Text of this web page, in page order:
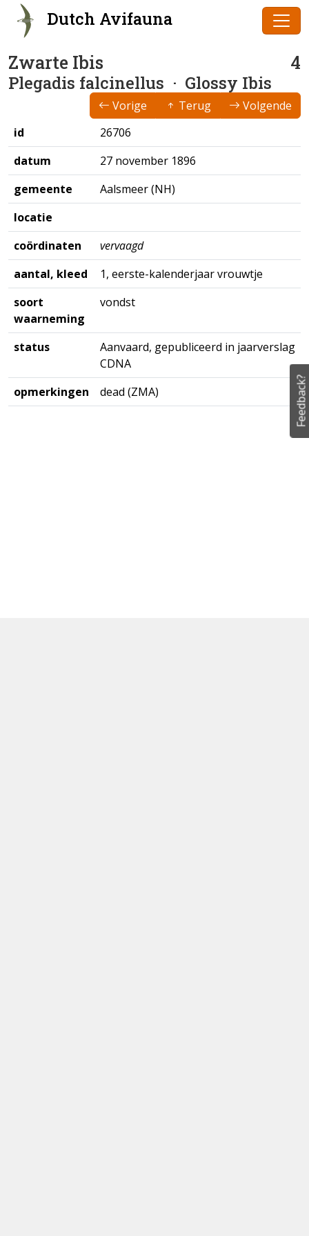
Dutch Avifauna
Zwarte Ibis 4
Plegadis falcinellus · Glossy Ibis
Vorige Terug
Volgende
id
26706
datum
27 november 1896
gemeente
Aalsmeer (NH)
locatie
coördinaten
vervaagd
aantal, kleed
1, eerste-kalenderjaar vrouwtje
soort
waarneming
vondst
status
Aanvaard, gepubliceerd in jaarverslag
CDNA
opmerkingen
dead (ZMA) Feedback?